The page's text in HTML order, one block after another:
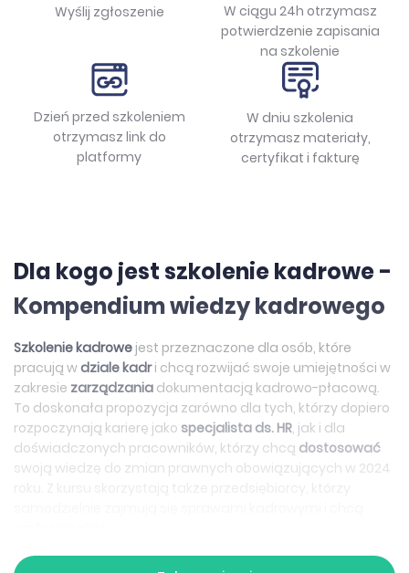
Wyślij zgłoszenie
W ciągu 24h otrzymasz
potwierdzenie zapisania
na szkolenie
Dzień przed szkoleniem
otrzymasz link do
platformy
W dniu szkolenia
otrzymasz materiały,
certyfikat i fakturę
Dla kogo jest szkolenie kadrowe -
Kompendium wiedzy kadrowego
Szkolenie kadrowe jest przeznaczone dla osób, które
pracują wdziale kadri chcą rozwijać swoje umiejętności w
zakresie zarządzania dokumentacją kadrowo-płacową.
To doskonała propozycja zarówno dla tych, którzy dopiero
rozpoczynają karierę jako specjalista ds. HR, jak i dla
doświadczonych pracowników, którzy chcą dostosować
swoją wiedzę do zmian prawnych obowiązujących w 2024